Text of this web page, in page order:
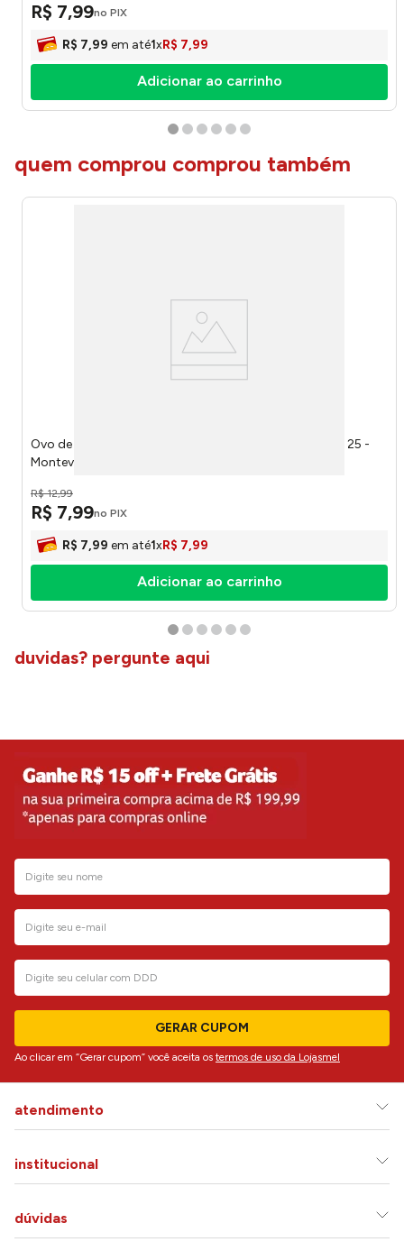
R$ 7,99no PIX
R$ 7,99 em até1xR$ 7,99
Adicionar ao carrinho
quem comprou comprou também
Ovo de Chocolate Coelhinho E Coelhinha Sortido 40g 25 -
Montevergine
R$ 12,99
R$ 7,99no PIX
R$ 7,99 em até1xR$ 7,99
Adicionar ao carrinho
duvidas? pergunte aqui
GERAR CUPOM
Ao clicar em “Gerar cupom” você aceita os termos de uso da Lojasmel
atendimento
institucional
dúvidas